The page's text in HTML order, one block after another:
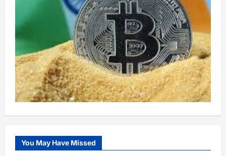
You May Have Missed